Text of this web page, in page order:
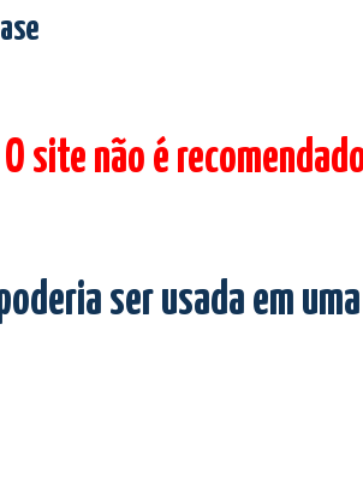
site não é
ser usada em